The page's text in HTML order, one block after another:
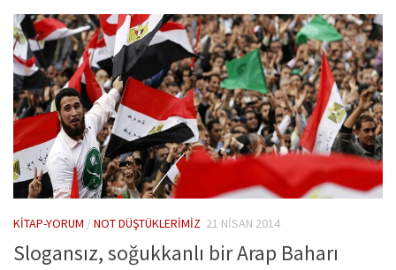
KITAP-YORUM /NOT DÜŞTÜKLERIMIZ 21 NISAN 2014
Slogansız, soğukkanlı bir Arap Baharı